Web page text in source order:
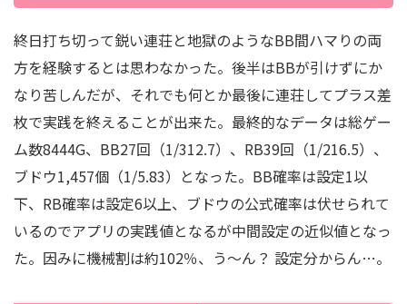
終日打ち切って鋭い連荘と地獄のようなBB間ハマりの両
方を経験するとは思わなかった。後半はBBが引けずにか
なり苦しんだが、それでも何とか最後に連荘してプラス差
枚で実践を終えることが出来た。最終的なデータは総ゲー
ム数8444G、BB27回（1/312.7）、RB39回（1/216.5）、
ブドウ1,457個（1/5.83）となった。BB確率は設定1以
下、RB確率は設定6以上、ブドウの公式確率は伏せられて
いるのでアプリの実践値となるが中間設定の近似値となっ
た。因みに機械割は約102％、う～ん？ 設定分からん…。